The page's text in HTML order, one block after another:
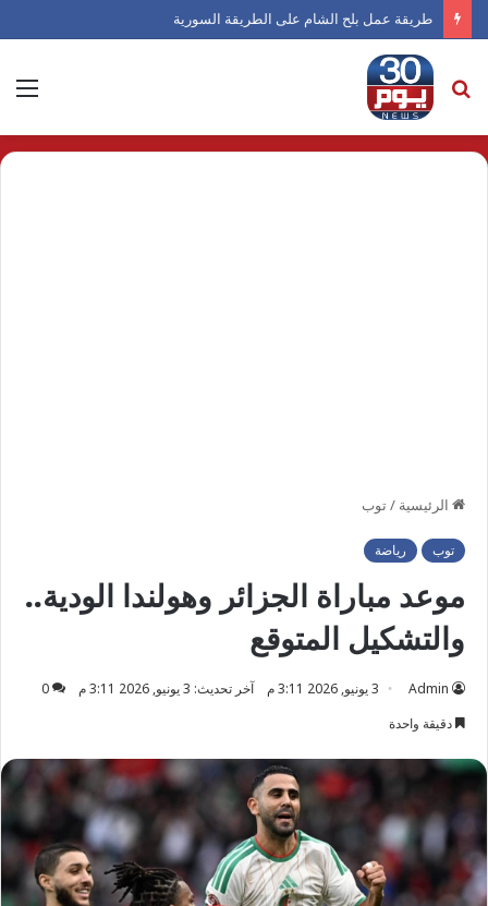
طريقة عمل بلح الشام على الطريقة السورية
بحث
عن
الرئيسية /توب
توب رياضة
موعد مباراة الجزائر وهولندا الودية..
والتشكيل المتوقع
Admin 3 يونيو, 2026 3:11 م آخر تحديث: 3 يونيو, 2026 3:11 م
0
دقيقة واحدة